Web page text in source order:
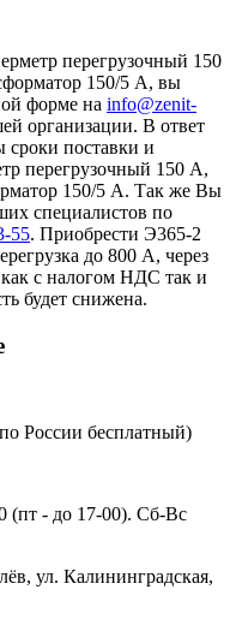
перегрузочный 150
150/5 А, вы
форме на info@zenit-
организации. В ответ
сроки поставки и
перегрузочный 150 А,
150/5 А. Так же Вы
специалистов по
55. Приобрести Э365-2
до 800 А, через
с налогом НДС так и
будет снижена.
России бесплатный)
(пт - до 17-00). Сб-Вс
ул. Калининградская,